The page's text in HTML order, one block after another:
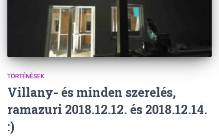
TÖRTÉNÉSEK
Villany- és minden szerelés,
ramazuri 2018.12.12. és 2018.12.14.
:)